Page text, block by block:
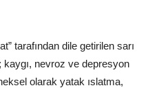
tarafından dile getirilen sarı
kaygı, nevroz ve depresyon
olarak yatak ıslatma,